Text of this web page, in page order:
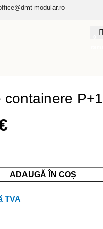
modular.ro
P+1
ADAUGĂ ÎN COȘ
TVA